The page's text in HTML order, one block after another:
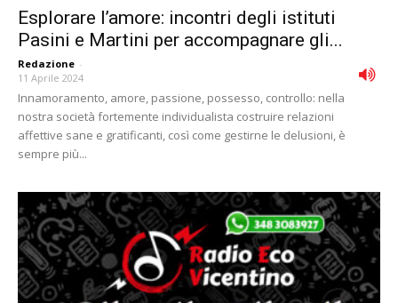
Esplorare l’amore: incontri degli istituti
Pasini e Martini per accompagnare gli...
Redazione -
11 Aprile 2024
Innamoramento, amore, passione, possesso, controllo: nella
nostra società fortemente individualista costruire relazioni
affettive sane e gratificanti, così come gestirne le delusioni, è
sempre più...